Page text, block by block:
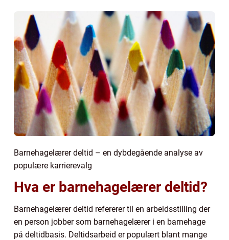
Barnehagelærer deltid – en dybdegående analyse av
populære karrierevalg
Hva er barnehagelærer deltid?
Barnehagelærer deltid refererer til en arbeidsstilling der
en person jobber som barnehagelærer i en barnehage
på deltidbasis. Deltidsarbeid er populært blant mange